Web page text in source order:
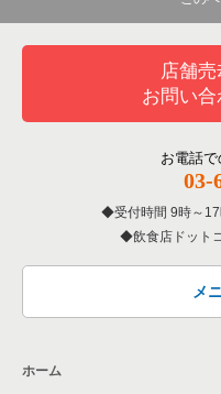
店舗
お問い
お電話
03-
受付時間 9時～
飲食店ドット
メ
ホーム